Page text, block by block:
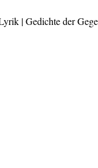
| Gedichte der